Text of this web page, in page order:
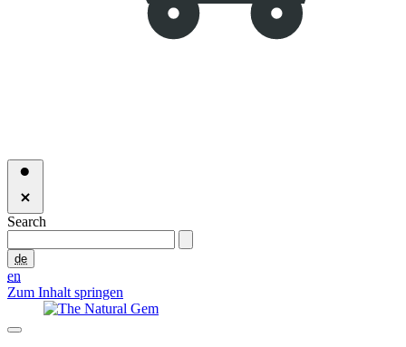
Search
de
en
Zum Inhalt springen